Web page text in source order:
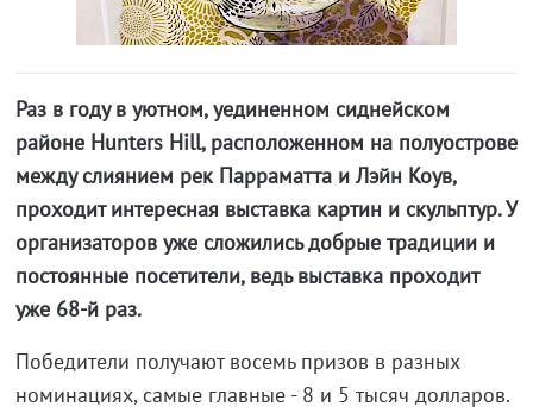
Раз в году в уютном, уединенном сиднейском
районе Hunters Hill, расположенном на полуострове
между слиянием рек Парраматта и Лэйн Коув,
проходит интересная выставка картин и скульптур. У
организаторов уже сложились добрые традиции и
постоянные посетители, ведь выставка проходит
уже 68-й раз.
Победители получают восемь призов в разных
номинациях, самые главные - 8 и 5 тысяч долларов.